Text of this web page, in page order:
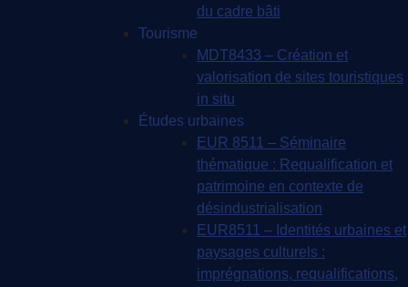
du cadre bâti
Tourisme
MDT8433 – Création et
valorisation de sites touristiques
in situ
Études urbaines
EUR 8511 – Séminaire
thématique : Requalification et
patrimoine en contexte de
désindustrialisation
EUR8511 – Identités urbaines et
paysages culturels :
imprégnations, requalifications,